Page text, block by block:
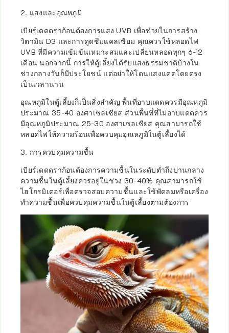
2. แสงและอุณหภูมิ
เบียร์เดดดราก้อนต้องการแสง UVB เพื่อช่วยในการสร้าง
วิตามิน D3 และการดูดซึมแคลเซียม คุณควรใช้หลอดไฟ
UVB ที่มีความเข้มข้นเหมาะสมและเปลี่ยนหลอดทุกๆ 6-12
เดือน นอกจากนี้ การให้ตู้เลี้ยงได้รับแสงธรรมชาติบ้างใน
ช่วงกลางวันก็มีประโยชน์ แต่อย่าให้โดนแสงแดดโดยตรง
เป็นเวลานาน
อุณหภูมิในตู้เลี้ยงก็เป็นสิ่งสำคัญ พื้นที่อาบแดดควรมีอุณหภูมิ
ประมาณ 35-40 องศาเซลเซียส ส่วนพื้นที่ที่ไม่อาบแดดควร
มีอุณหภูมิประมาณ 25-30 องศาเซลเซียส คุณสามารถใช้
หลอดไฟให้ความร้อนเพื่อควบคุมอุณหภูมิในตู้เลี้ยงได้
3. การควบคุมความชื้น
เบียร์เดดดราก้อนต้องการความชื้นในระดับต่ำถึงปานกลาง
ความชื้นในตู้เลี้ยงควรอยู่ในช่วง 30-40% คุณสามารถใช้
ไฮโกรมิเตอร์เพื่อตรวจสอบความชื้นและใช้พัดลมหรือเครื่อง
ทำความชื้นเพื่อควบคุมความชื้นในตู้เลี้ยงตามต้องการ